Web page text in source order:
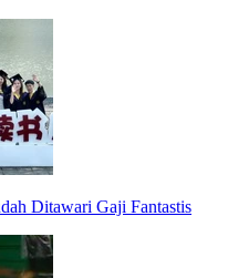
Ditawari Gaji Fantastis